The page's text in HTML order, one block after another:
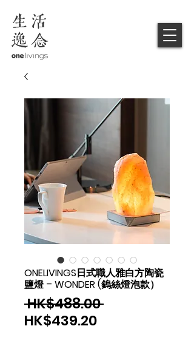
ONELIVINGS日式職人雅白方陶瓷
鹽燈 – WONDER (鎢絲燈泡款）
HK$488.00 一
HK$439.20促